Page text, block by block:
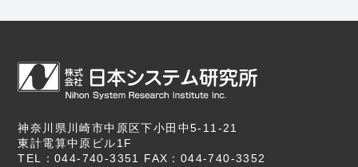
神奈川県川崎市中原区下小田中5-11-21
東計電算中原ビル1F
TEL：044-740-3351 FAX：044-740-3352